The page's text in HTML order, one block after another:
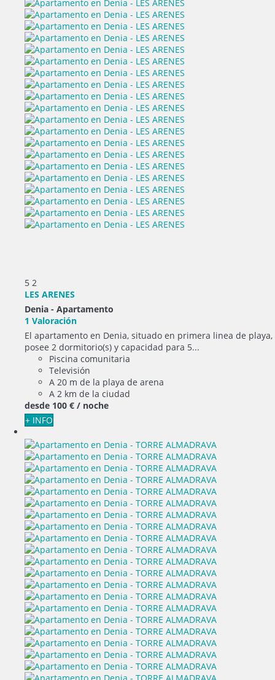
5 2
LES ARENES
Denia - Apartamento
1 Valoración
El apartamento en Denia, situado en primera linea de playa,
posee 2 dormitorio(s) y capacidad para 5...
Piscina comunitaria
Televisión
A 20 m de la playa de arena
A 2 km de la ciudad
desde 100 € / noche
+ INFO